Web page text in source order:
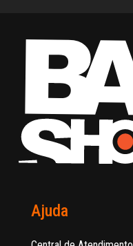
Ajuda